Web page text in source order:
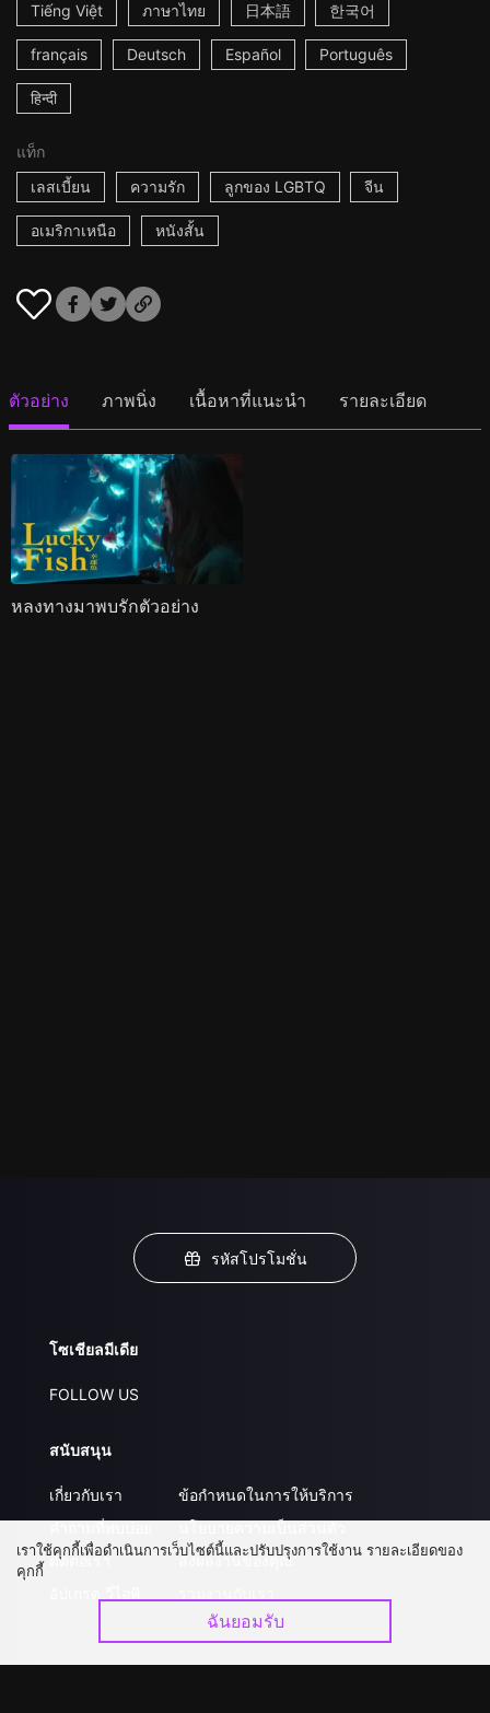
Tiếng Việt ภาษาไทย 日本語 한국어
français Deutsch Español Português
हिन्दी
แท็ก
เลสเบี้ยน
ความรัก ลูกของ LGBTQ จีน
อเมริกาเหนือ หนังสั้น
ตัวอย่าง ภาพนิ่ง เนื้อหาที่แนะนำ รายละเอียด
หลงทางมาพบรักตัวอย่าง
รหัสโปรโมชั่น
โซเชียลมีเดีย
FOLLOW US
สนับสนุน
เกี่ยวกับเรา
ติดต่อเรา
ข้อกำหนดในการให้บริการ
ส่งผลงานของคุณ
เราใช้คุกกี้เพื่อดำเนินการเว็บไซต์นี้และปรับปรุงการใช้งาน รายละเอียดของ
คุกกี้
ฉันยอมรับ